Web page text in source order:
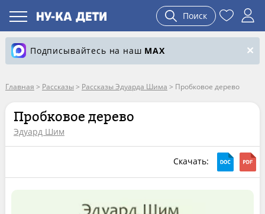
Поиск
Подписывайтесь на наш MAX
Главная > Рассказы > Рассказы Эдуарда Шима > Пробковое дерево
Пробковое дерево
Эдуард Шим
Скачать: